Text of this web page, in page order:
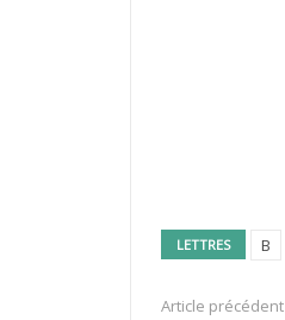
LETTRES B
Article précédent